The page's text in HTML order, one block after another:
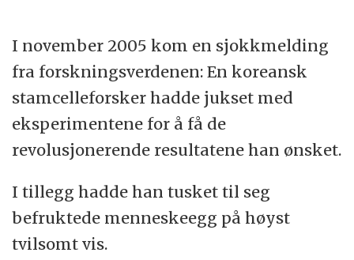
- Oversiktsmekanismer bør undersøke,
godkjenne og overvåke all forskning på
menneskelige stamceller.
- Nye stamcellelinjer og annet
for alle seriøse stamcelleforskere.
I november 2005 kom en sjokkmelding
fra forskningsverdenen: En koreansk
stamcelleforsker hadde jukset med
eksperimentene for å få de
revolusjonerende resultatene han ønsket.
I tillegg hadde han tusket til seg
befruktede menneskeegg på høyst
tvilsomt vis.